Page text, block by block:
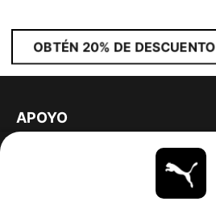
OBTÉN 20% DE DESCUENTO
APOYO